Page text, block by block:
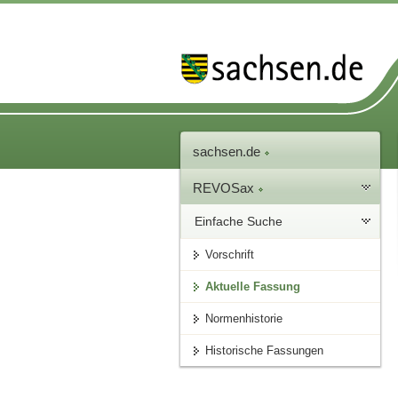
sachsen.de
REVOSax
Einfache Suche
Vorschrift
Aktuelle Fassung
Normenhistorie
Historische Fassungen